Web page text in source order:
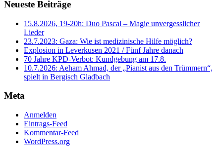
Neueste Beiträge
15.8.2026, 19-20h: Duo Pascal – Magie unvergesslicher
Lieder
23.7.2023: Gaza: Wie ist medizinische Hilfe möglich?
Explosion in Leverkusen 2021 / Fünf Jahre danach
70 Jahre KPD‑Verbot: Kundgebung am 17.8.
10.7.2026: Aeham Ahmad, der „Pianist aus den Trümmern“,
spielt in Bergisch Gladbach
Meta
Anmelden
Eintrags-Feed
Kommentar-Feed
WordPress.org